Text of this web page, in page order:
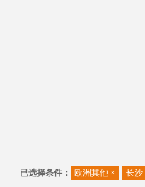
已选择条件： 欧洲其他 × 长沙